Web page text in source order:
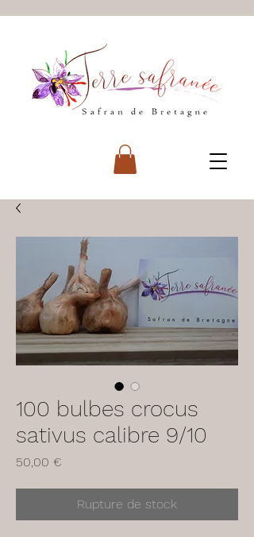
100 bulbes crocus
sativus calibre 9/10
50,00 €
Rupture de stock